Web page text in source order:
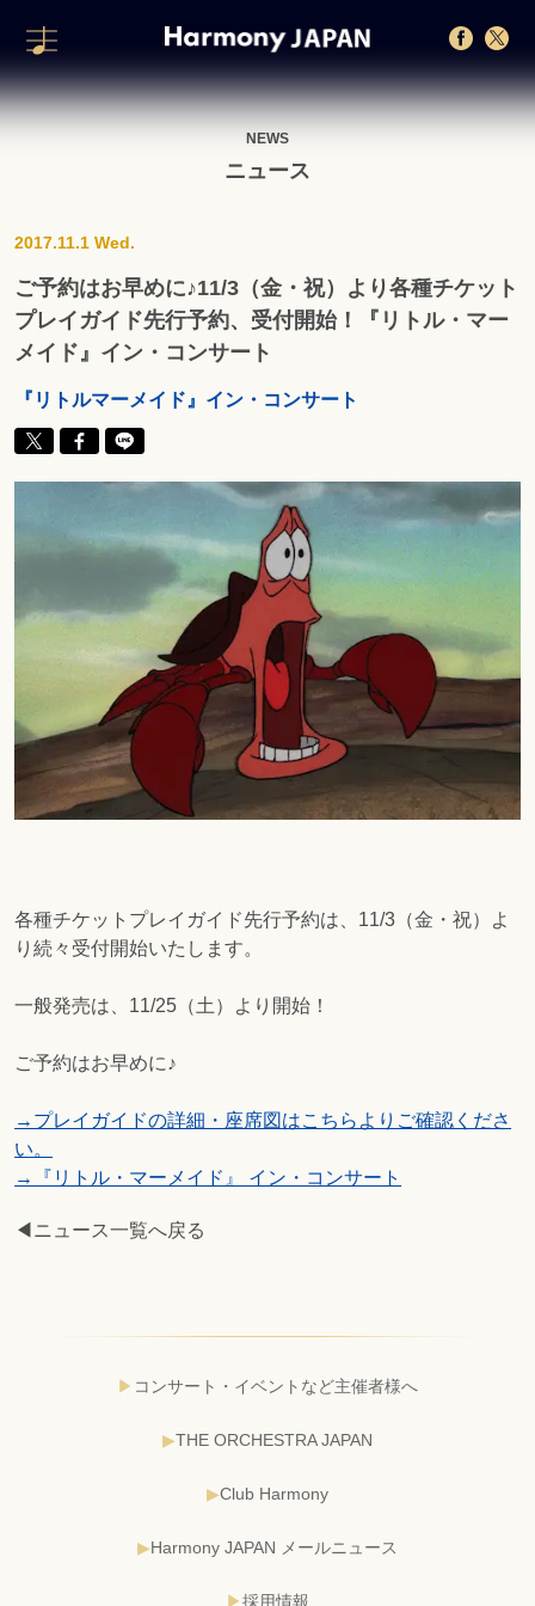
NEWS
ニュース
2017.11.1 Wed.
ご予約はお早めに♪11/3（金・祝）より各種チケット
プレイガイド先行予約、受付開始！『リトル・マー
メイド』イン・コンサート
『リトルマーメイド』イン・コンサート
各種チケットプレイガイド先行予約は、11/3（金・祝）よ
り続々受付開始いたします。
一般発売は、11/25（土）より開始！
ご予約はお早めに♪
→プレイガイドの詳細・座席図はこちらよりご確認くださ
い。
→『リトル・マーメイド』 イン・コンサート
◀ニュース一覧へ戻る
コンサート・イベントなど主催者様へ
THE ORCHESTRA JAPAN
Club Harmony
Harmony JAPAN メールニュース
採用情報